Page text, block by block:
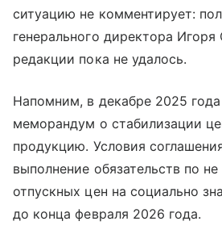
ситуацию не комментирует:
генерального директора
редакции пока не удалось.
Напомним, в декабре 2025
меморандум о стабилизации
продукцию. Условия
выполнение обязательств по
отпускных цен на социально
до конца февраля 2026 года.